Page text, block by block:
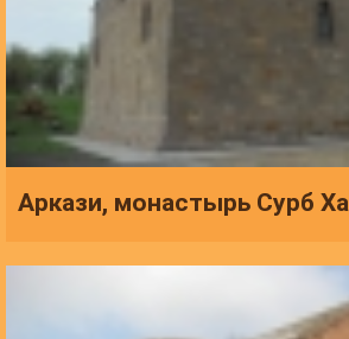
Аркази, монастырь Сурб